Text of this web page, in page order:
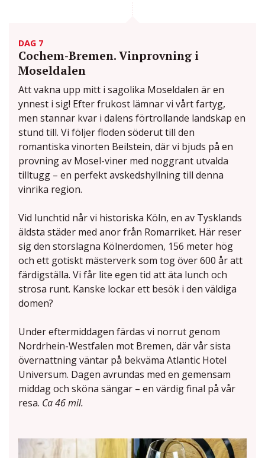
DAG 7
Cochem-Bremen. Vinprovning i
Moseldalen
Att vakna upp mitt i sagolika Moseldalen är en
ynnest i sig! Efter frukost lämnar vi vårt fartyg,
men stannar kvar i dalens förtrollande landskap en
stund till. Vi följer floden söderut till den
romantiska vinorten Beilstein, där vi bjuds på en
provning av Mosel-viner med noggrant utvalda
tilltugg – en perfekt avskedshyllning till denna
vinrika region.
Vid lunchtid når vi historiska Köln, en av Tysklands
äldsta städer med anor från Romarriket. Här reser
sig den storslagna Kölnerdomen, 156 meter hög
och ett gotiskt mästerverk som tog över 600 år att
färdigställa. Vi får lite egen tid att äta lunch och
strosa runt. Kanske lockar ett besök i den väldiga
domen?
Under eftermiddagen färdas vi norrut genom
Nordrhein-Westfalen mot Bremen, där vår sista
övernattning väntar på bekväma Atlantic Hotel
Universum. Dagen avrundas med en gemensam
middag och sköna sängar – en värdig final på vår
resa. Ca 46 mil.